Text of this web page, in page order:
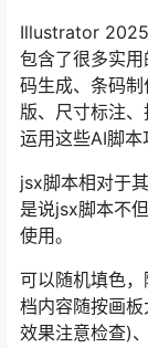
Illustrator 2025
包含了很多实
码生成、条码
版、尺寸标注
运用这些AI脚本
jsx脚本相对于
是说jsx脚本不
使用。
可以随机填色
档内容随按画
效果注意检查)